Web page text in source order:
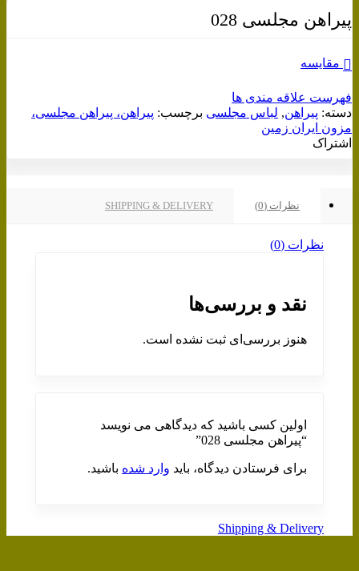
پیراهن مجلسی 028
مقایسه
فهرست علاقه مندی ها
دسته: پیراهن, لباس مجلسی برچسب: پیراهن، پیراهن مجلسی،
مزون ایران زمین
اشتراک
نظرات (0) SHIPPING & DELIVERY
نظرات (0)
نقد و بررسی‌ها
هنوز بررسی‌ای ثبت نشده است.
اولین کسی باشید که دیدگاهی می نویسد
“پیراهن مجلسی 028”
برای فرستادن دیدگاه، باید وارد شده باشید.
Shipping & Delivery